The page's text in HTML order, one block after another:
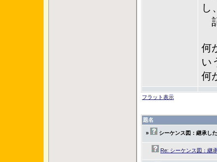
し
何
い
何
フラット表示
題名
» シーケンス図：継承し
Re: シーケンス図：継